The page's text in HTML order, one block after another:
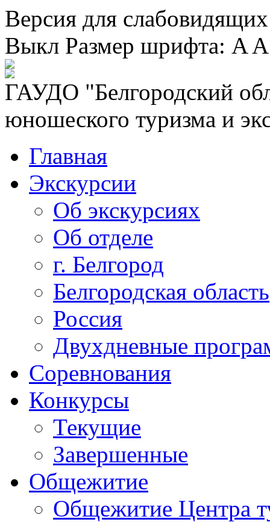
Версия для
Выкл Размер шрифта: A A
ГАУДО "Белгородский
юношеского туризма и
Главная
Экскурсии
Об экскурсиях
Об отделе
г. Белгород
Белгородская область
Россия
Двухдневные
Соревнования
Конкурсы
Текущие
Завершенные
Общежитие
Общежитие Центра